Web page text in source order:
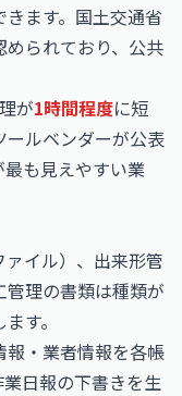
ます。国土交通省
られており、公共
が1時間程度に短
ルベンダーが公表
も見えやすい業
イル）、出来形管
理の書類は種類が
す。
・業者情報を各帳
日報の下書きを生